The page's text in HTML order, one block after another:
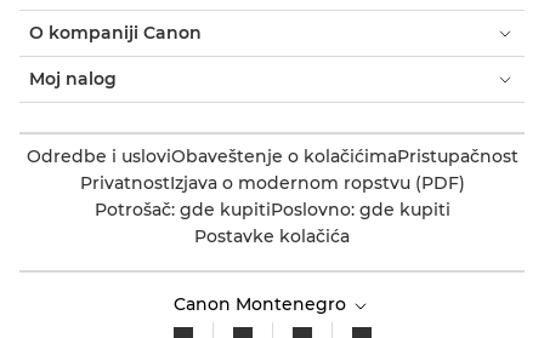
O kompaniji Canon
Moj nalog
Odredbe i usloviObaveštenje o kolačićimaPristupačnost
PrivatnostIzjava o modernom ropstvu (PDF)
Potrošač: gde kupitiPoslovno: gde kupiti
Postavke kolačića
Canon Montenegro